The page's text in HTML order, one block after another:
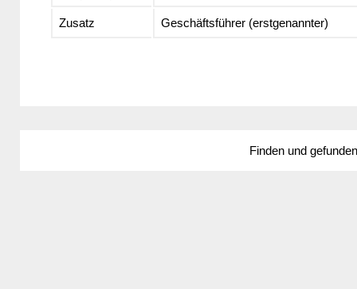
Zusatz Geschäftsführer (erstgenannter)
Finden und